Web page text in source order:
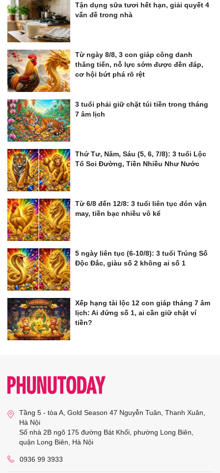
Tận dụng sữa tươi hết hạn, giải quyết 4
vấn đề trong nhà
Từ ngày 8/8, 3 con giáp công danh
thăng tiến, nỗ lực sớm được đền đáp,
cơ hội bứt phá rõ rệt
3 tuổi phải giữ chặt túi tiền trong tháng
7 âm lịch
Thứ Tư, Năm, Sáu (5, 6, 7/8): 3 tuổi Lộc
Tổ Soi Đường, Tiền Nhiều Như Nước
Từ 6/8 đến 12/8: 3 tuổi liên tục đón vận
may, tiền bạc nhiều vô kể
5 ngày liên tục (6-10/8): 3 tuổi Trúng Số
Độc Đắc, giàu số 2 không ai số 1
Xếp hạng tài lộc 12 con giáp tháng 7 âm
lịch: Ai đứng số 1, ai cần giữ chặt ví
tiền?
Tầng 5 - tòa A, Gold Season 47 Nguyễn Tuân, Thanh Xuân,
Hà Nội
Số nhà 2B ngõ 175 đường Bát Khối, phường Long Biên,
quận Long Biên, Hà Nội
0936 99 3933